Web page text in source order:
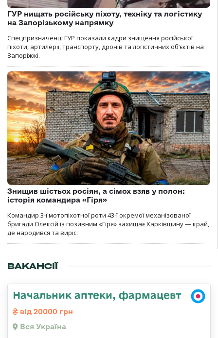
ГУР нищать російську піхоту, техніку та логістику
на Запорізькому напрямку
Спецпризначенці ГУР показали кадри знищення російської
піхоти, артилерії, транспорту, дронів та логістичних об’єктів на
Запоріжжі.
Знищив шістьох росіян, а сімох взяв у полон:
історія командира «Гіря»
Командир 3-ї мотопіхотної роти 43-ї окремої механізованої
бригади Олексій із позивним «Гіря» захищає Харківщину — край,
де народився та виріс.
ВАКАНСІЇ
Начальник аптеки, фармацевт
від 20000 грн
Вся Україна